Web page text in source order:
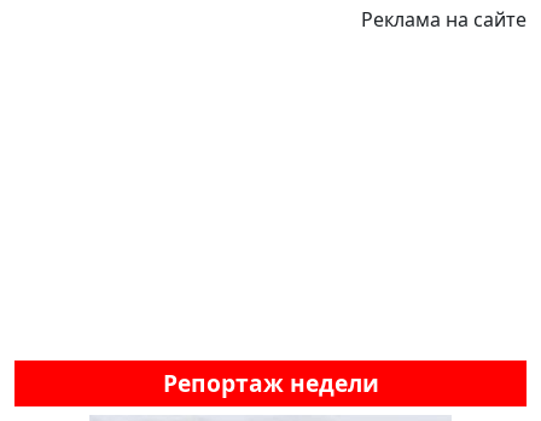
Реклама на сайте
Репортаж недели